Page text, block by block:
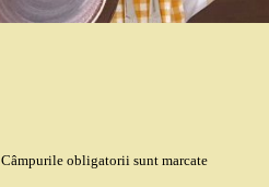
Câmpurile obligatorii sunt marcate